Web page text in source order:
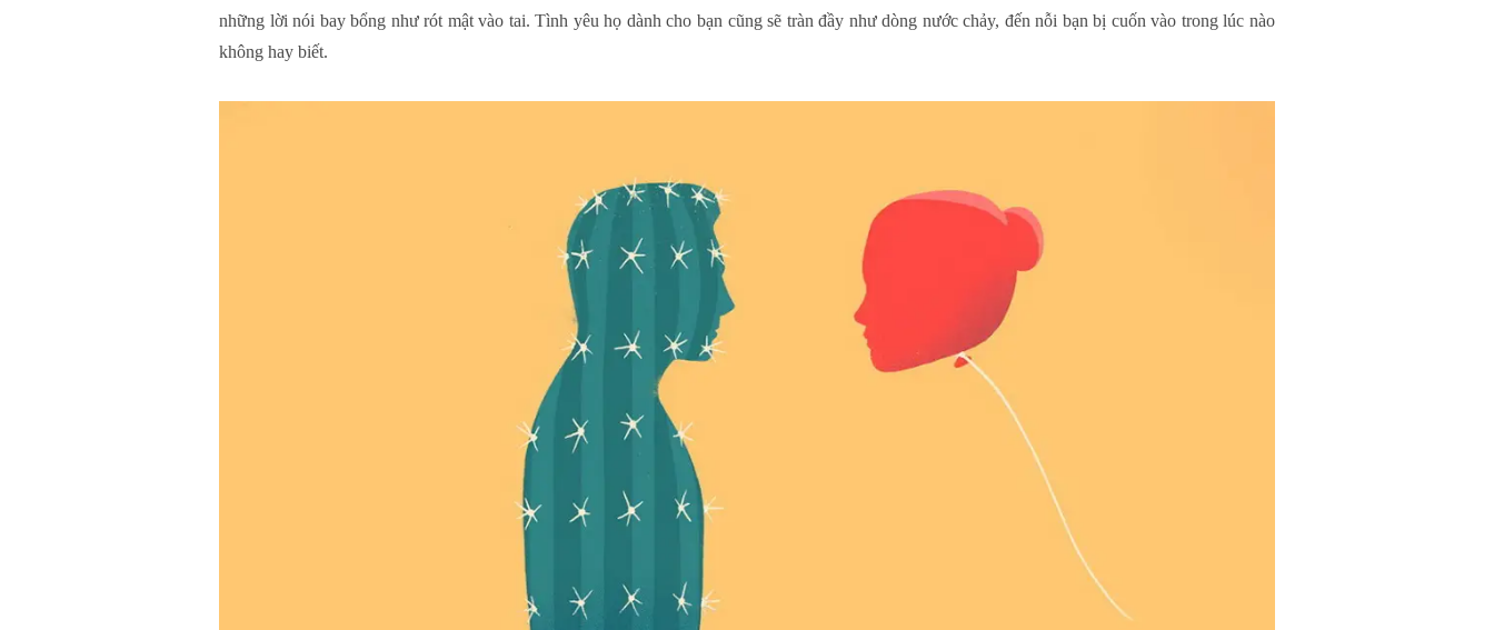
những lời nói bay bổng như rót mật vào tai. Tình yêu họ dành cho bạn cũng sẽ tràn đầy như dòng nước chảy, đến nỗi bạn bị cuốn vào trong lúc nào
không hay biết.